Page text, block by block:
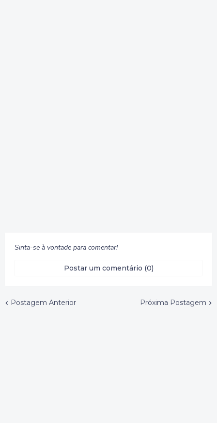
Sinta-se à vontade para comentar!
Postar um comentário (0)
Postagem Anterior Próxima Postagem